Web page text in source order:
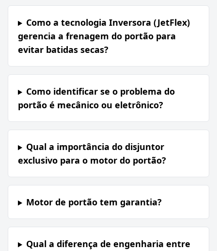
Como a tecnologia Inversora (JetFlex)
gerencia a frenagem do portão para
evitar batidas secas?
Como identificar se o problema do
portão é mecânico ou eletrônico?
Qual a importância do disjuntor
exclusivo para o motor do portão?
Motor de portão tem garantia?
Qual a diferença de engenharia entre